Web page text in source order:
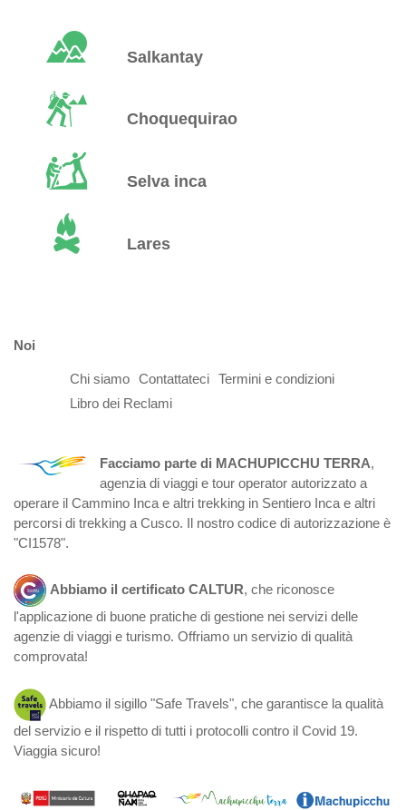
Salkantay
Choquequirao
Selva inca
Lares
Noi
Chi siamo Contattateci
Termini e condizioni
Libro dei Reclami
Facciamo parte di MACHUPICCHU TERRA,
agenzia di viaggi e tour operator autorizzato a
operare il Cammino Inca e altri trekking in Sentiero Inca e altri
percorsi di trekking a Cusco. Il nostro codice di autorizzazione è
"CI1578".
Abbiamo il certificato CALTUR, che riconosce
l'applicazione di buone pratiche di gestione nei servizi delle
agenzie di viaggi e turismo. Offriamo un servizio di qualità
comprovata!
Abbiamo il sigillo "Safe Travels", che garantisce la qualità
del servizio e il rispetto di tutti i protocolli contro il Covid 19.
Viaggia sicuro!